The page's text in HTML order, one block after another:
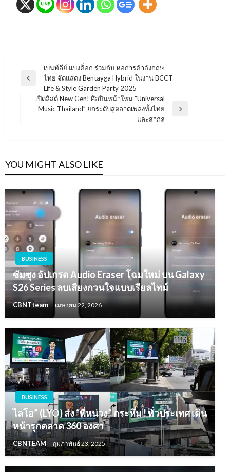
แนะแนว
เรื่อง
Previous
เบนท์ลีย์ แบงค็อก ร่วมกับ หอการค้าอังกฤษ –
ไทย จัดแสดง Bentayga Hybrid ในงาน BCCT
Life & Style Garden Party 2025
Next
เปิดลิสต์ New Gen! ศิลปินหน้าใหม่ “Universal
Music Thailand” ยกระดับสู่ตลาดเพลงทั้งไทย
และสากล
YOU MIGHT ALSO LIKE
BUSINESS
ซัมซุง อัปเกรด Audio Eraser โฉมใหม่ บน Galaxy
S26 Series ลบเสียงกวนใจแบบเรียลไทม์
CBNTteam เมษายน 22, 2026
BUSINESS
ไลโอ” (LYO) ส่ง “พี่หน่วง” กระหึ่ม ! ทั่วประเทศ เดิน
หน้ารุกตลาด 360 องศา
CBNTEAM กุมภาพันธ์ 23, 2025